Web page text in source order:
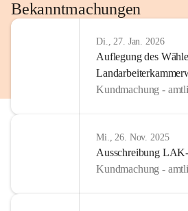
Bekanntmachungen
Di., 27. Jan. 2026
Auflegung des
Kundmachung -
Mi., 26. Nov. 2025
Ausschreibung
Kundmachung -